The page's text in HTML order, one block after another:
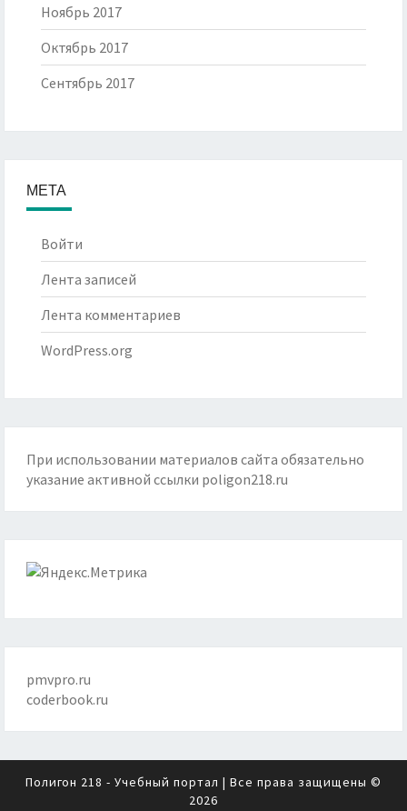
Ноябрь 2017
Октябрь 2017
Сентябрь 2017
МЕТА
Войти
Лента записей
Лента комментариев
WordPress.org
При использовании материалов сайта обязательно
указание активной ссылки poligon218.ru
pmvpro.ru
coderbook.ru
Полигон 218 - Учебный портал | Все права защищены ©
2026